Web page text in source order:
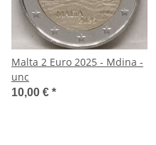
Malta 2 Euro 2025 - Mdina -
unc
10,00 € *